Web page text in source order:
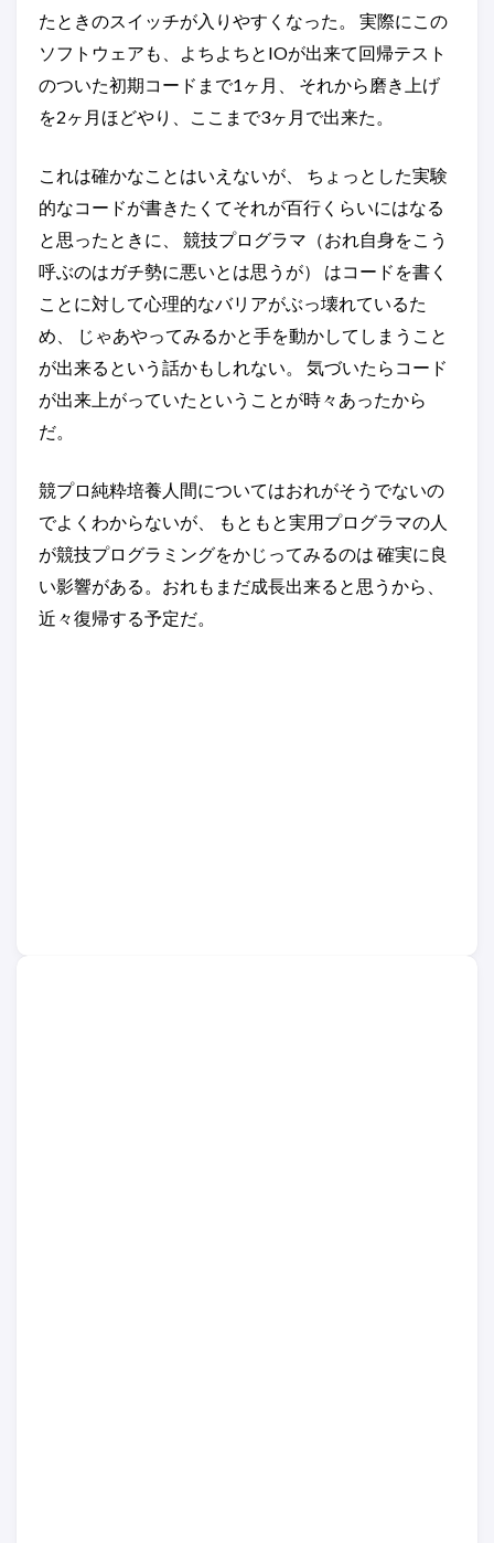
たときのスイッチが入りやすくなった。 実際にこの
ソフトウェアも、よちよちとIOが出来て回帰テスト
のついた初期コードまで1ヶ月、 それから磨き上げ
を2ヶ月ほどやり、ここまで3ヶ月で出来た。
これは確かなことはいえないが、 ちょっとした実験
的なコードが書きたくてそれが百行くらいにはなる
と思ったときに、 競技プログラマ（おれ自身をこう
呼ぶのはガチ勢に悪いとは思うが） はコードを書く
ことに対して心理的なバリアがぶっ壊れているた
め、 じゃあやってみるかと手を動かしてしまうこと
が出来るという話かもしれない。 気づいたらコード
が出来上がっていたということが時々あったから
だ。
競プロ純粋培養人間についてはおれがそうでないの
でよくわからないが、 もともと実用プログラマの人
が競技プログラミングをかじってみるのは 確実に良
い影響がある。おれもまだ成長出来ると思うから、
近々復帰する予定だ。